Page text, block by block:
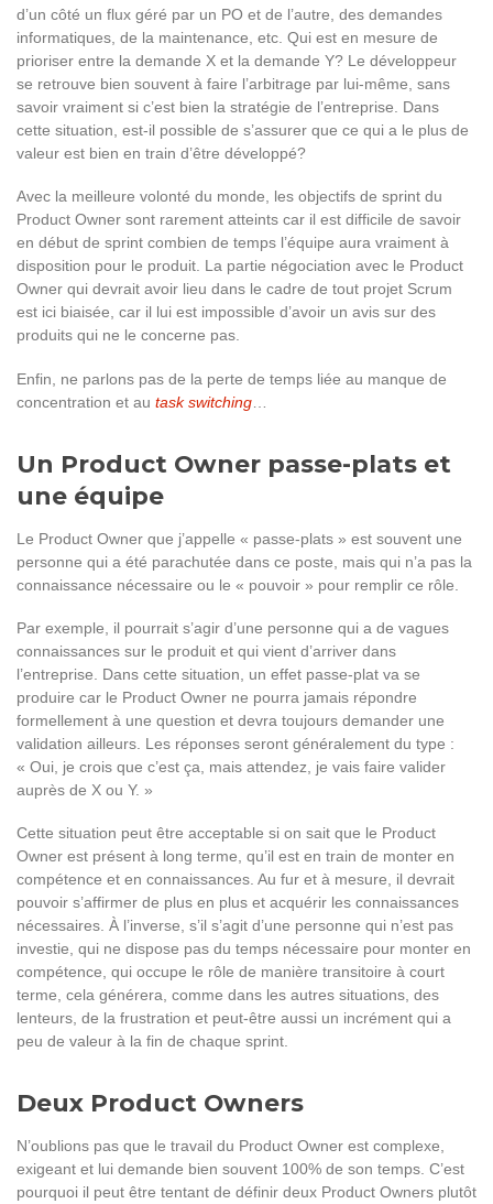
d’un côté un flux géré par un PO et de l’autre, des demandes
informatiques, de la maintenance, etc. Qui est en mesure de
prioriser entre la demande X et la demande Y? Le développeur
se retrouve bien souvent à faire l’arbitrage par lui-même, sans
savoir vraiment si c’est bien la stratégie de l’entreprise. Dans
cette situation, est-il possible de s’assurer que ce qui a le plus de
valeur est bien en train d’être développé?
Avec la meilleure volonté du monde, les objectifs de sprint du
Product Owner sont rarement atteints car il est difficile de savoir
en début de sprint combien de temps l’équipe aura vraiment à
disposition pour le produit. La partie négociation avec le Product
Owner qui devrait avoir lieu dans le cadre de tout projet Scrum
est ici biaisée, car il lui est impossible d’avoir un avis sur des
produits qui ne le concerne pas.
Enfin, ne parlons pas de la perte de temps liée au manque de
concentration et au task switching
Un Product Owner passe-plats et
une équipe
Le Product Owner que j’appelle « passe-plats » est souvent une
personne qui a été parachutée dans ce poste, mais qui n’a pas la
connaissance nécessaire ou le « pouvoir » pour remplir ce rôle.
Par exemple, il pourrait s’agir d’une personne qui a de vagues
connaissances sur le produit et qui vient d’arriver dans
l’entreprise. Dans cette situation, un effet passe-plat va se
produire car le Product Owner ne pourra jamais répondre
formellement à une question et devra toujours demander une
validation ailleurs. Les réponses seront généralement du type :
« Oui, je crois que c’est ça, mais attendez, je vais faire valider
auprès de X ou Y. »
Cette situation peut être acceptable si on sait que le Product
Owner est présent à long terme, qu’il est en train de monter en
compétence et en connaissances. Au fur et à mesure, il devrait
pouvoir s’affirmer de plus en plus et acquérir les connaissances
nécessaires. À l’inverse, s’il s’agit d’une personne qui n’est pas
investie, qui ne dispose pas du temps nécessaire pour monter en
compétence, qui occupe le rôle de manière transitoire à court
terme, cela générera, comme dans les autres situations, des
lenteurs, de la frustration et peut-être aussi un incrément qui a
peu de valeur à la fin de chaque sprint.
Deux Product Owners
N’oublions pas que le travail du Product Owner est complexe,
exigeant et lui demande bien souvent 100% de son temps. C’est
pourquoi il peut être tentant de définir deux Product Owners plutôt